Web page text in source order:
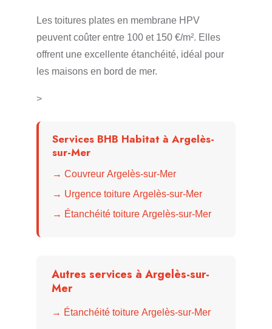
Les toitures plates en membrane HPV
peuvent coûter entre 100 et 150 €/m². Elles
offrent une excellente étanchéité, idéal pour
les maisons en bord de mer.
>
Services BHB Habitat à Argelès-
sur-Mer
→ Couvreur Argelès-sur-Mer
→ Urgence toiture Argelès-sur-Mer
→ Étanchéité toiture Argelès-sur-Mer
Autres services à Argelès-sur-
Mer
→ Étanchéité toiture Argelès-sur-Mer